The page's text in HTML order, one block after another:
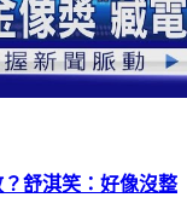
舒淇笑：好像沒整